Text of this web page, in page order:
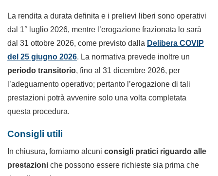
La rendita a durata definita e i prelievi liberi sono operativi
dal 1° luglio 2026, mentre l’erogazione frazionata lo sarà
dal 31 ottobre 2026, come previsto dalla Delibera COVIP
del 25 giugno 2026. La normativa prevede inoltre un
periodo transitorio, fino al 31 dicembre 2026, per
l’adeguamento operativo; pertanto l’erogazione di tali
prestazioni potrà avvenire solo una volta completata
questa procedura.
Consigli utili
In chiusura, forniamo alcuni consigli pratici riguardo alle
prestazioni che possono essere richieste sia prima che